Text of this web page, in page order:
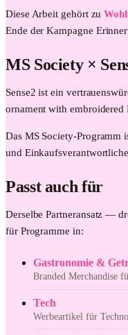
Diese Arbeit gehört zu
Ende der Kampagne
MS Society×
Sense2 ist ein
ornament with
Das MS Society-Programm
und
Passt auch für
Derselbe Partneransatz —
für Programme in:
Gastronomie &
Branded Merchandise
Tech
Werbeartikel für